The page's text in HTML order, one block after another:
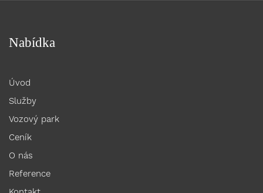
Nabídka
Úvod
Služby
Vozový park
Ceník
O nás
Reference